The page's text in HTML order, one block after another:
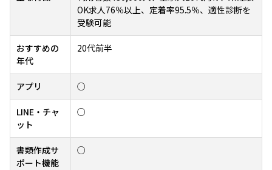
OK求人76％以上、定着率95.5％、適性診断を
受験可能
おすすめの
年代
20代前半
アプリ ○
LINE・チャ
ット
○
書類作成サ
ポート機能
○